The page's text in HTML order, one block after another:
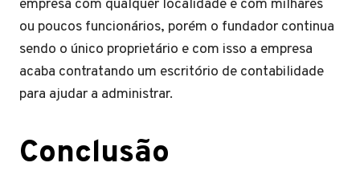
empresa com qualquer localidade e com milhares
ou poucos funcionários, porém o fundador continua
sendo o único proprietário e com isso a empresa
acaba contratando um escritório de contabilidade
para ajudar a administrar.
Conclusão